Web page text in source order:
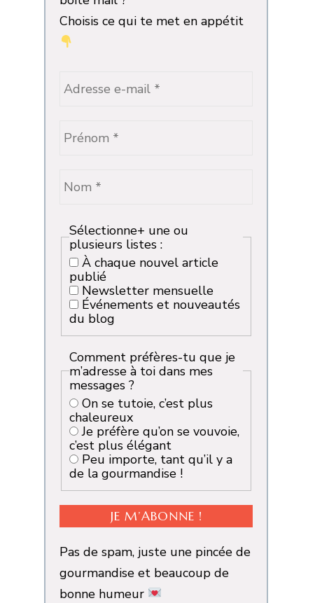
Choisis ce qui te met en appétit
Sélectionne+ une ou
plusieurs listes :
À chaque nouvel article
publié
Newsletter mensuelle
Événements et nouveautés
du blog
Comment préfères-tu que je
m’adresse à toi dans mes
messages ?
On se tutoie, c’est plus
chaleureux
Je préfère qu’on se vouvoie,
c’est plus élégant
de la gourmandise !
Pas de spam, juste une pincée de
gourmandise et beaucoup de
bonne humeur